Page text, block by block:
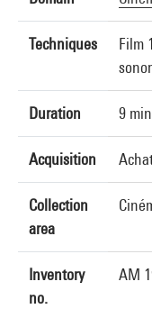
Techniques
Film
Duration 9
Acquisition
Collection
area
Inventory
no.
AM